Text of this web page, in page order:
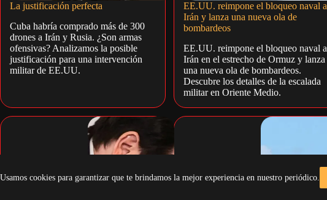
Usamos cookies para garantizar que te brindamos la mejor experiencia en nuestro periódico.
La justificación perfecta
Cuba habría comprado más de 300
drones a Irán y Rusia. ¿Son armas
ofensivas? Analizamos la posible
justificación para una intervención
militar de EE.UU.
EE.UU. reimpone el bloqueo naval a
Irán y lanza una nueva ola de
bombardeos
EE.UU. reimpone el bloqueo naval a
Irán en el estrecho de Ormuz y lanza
una nueva ola de bombardeos.
Descubre los detalles de la escalada
militar en Oriente Medio.